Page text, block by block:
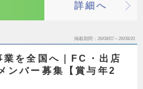
詳細へ
掲載期間 26/08/07～26/08/20
を全国へ｜FC・出店
ンバー募集【賞与年2